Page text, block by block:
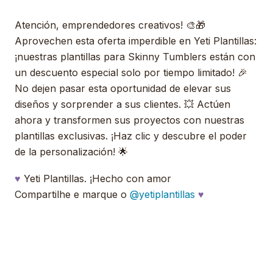
Atención, emprendedores creativos! 🎨🎁
Aprovechen esta oferta imperdible en Yeti Plantillas:
¡nuestras plantillas para Skinny Tumblers están con
un descuento especial solo por tiempo limitado! 🎉
No dejen pasar esta oportunidad de elevar sus
diseños y sorprender a sus clientes. 💥 Actúen
ahora y transformen sus proyectos con nuestras
plantillas exclusivas. ¡Haz clic y descubre el poder
de la personalización! 🌟
♥ Yeti Plantillas. ¡Hecho con amor
Compartilhe e marque o @yetiplantillas ♥